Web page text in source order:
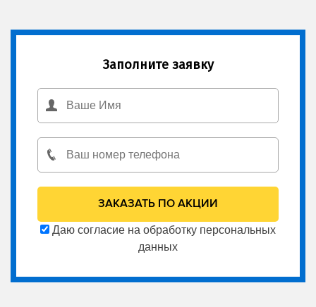
Заполните заявку
Даю согласие на обработку персональных
данных